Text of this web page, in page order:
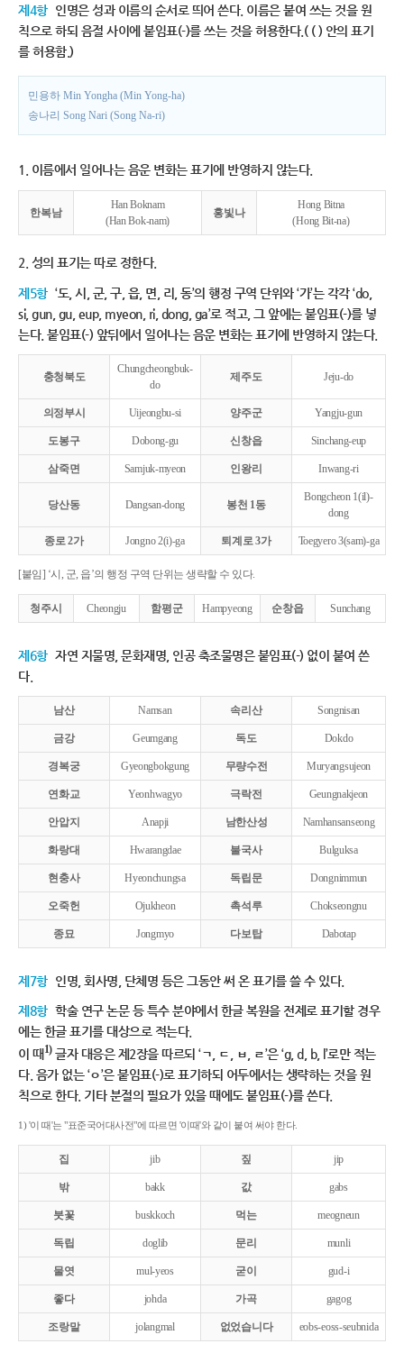
제4항 인명은 성과 이름의 순서로 띄어 쓴다. 이름은 붙여 쓰는 것을 원
칙으로 하되 음절 사이에 붙임표(-)를 쓰는 것을 허용한다.( ( ) 안의 표기
를 허용함.)
민용하 Min Yongha (Min Yong-ha)
송나리 Song Nari (Song Na-ri)
1. 이름에서 일어나는 음운 변화는 표기에 반영하지 않는다.
한복남
Han Boknam
(Han Bok-nam)
홍빛나
Hong Bitna
(Hong Bit-na)
2. 성의 표기는 따로 정한다.
제5항 ‘도, 시, 군, 구, 읍, 면, 리, 동’의 행정 구역 단위와 ‘가’는 각각 ‘do,
si, gun, gu, eup, myeon, ri, dong, ga’로 적고, 그 앞에는 붙임표(-)를 넣
는다. 붙임표(-) 앞뒤에서 일어나는 음운 변화는 표기에 반영하지 않는다.
충청북도
Chungcheongbuk-
do
제주도 Jeju-do
의정부시 Uijeongbu-si 양주군 Yangju-gun
도봉구 Dobong-gu 신창읍 Sinchang-eup
삼죽면 Samjuk-myeon 인왕리 Inwang-ri
당산동 Dangsan-dong 봉천 1동
Bongcheon 1(il)-
dong
종로 2가 Jongno 2(i)-ga 퇴계로 3가 Toegyero 3(sam)-ga
[붙임] ‘시, 군, 읍’의 행정 구역 단위는 생략할 수 있다.
청주시 Cheongju 함평군 Hampyeong 순창읍 Sunchang
제6항 자연 지물명, 문화재명, 인공 축조물명은 붙임표(-) 없이 붙여 쓴
다.
남산 Namsan 속리산 Songnisan
금강 Geumgang 독도 Dokdo
경복궁 Gyeongbokgung 무량수전 Muryangsujeon
연화교 Yeonhwagyo 극락전 Geungnakjeon
안압지 Anapji 남한산성 Namhansanseong
화랑대 Hwarangdae 불국사 Bulguksa
현충사 Hyeonchungsa 독립문 Dongnimmun
오죽헌 Ojukheon 촉석루 Chokseongnu
종묘 Jongmyo 다보탑 Dabotap
제7항 인명, 회사명, 단체명 등은 그동안 써 온 표기를 쓸 수 있다.
제8항 학술 연구 논문 등 특수 분야에서 한글 복원을 전제로 표기할 경우
에는 한글 표기를 대상으로 적는다.
이 때1)글자 대응은 제2장을 따르되 ‘ㄱ, ㄷ, ㅂ, ㄹ’은 ‘g, d, b, l’로만 적는
다. 음가 없는 ‘ㅇ’은 붙임표(-)로 표기하되 어두에서는 생략하는 것을 원
칙으로 한다. 기타 분절의 필요가 있을 때에도 붙임표(-)를 쓴다.
1) '이 때'는 "표준국어대사전"에 따르면 '이때'와 같이 붙여 써야 한다.
집 jib 짚 jip
밖 bakk 값 gabs
붓꽃 buskkoch 먹는 meogneun
독립 doglib 문리 munli
물엿 mul-yeos 굳이 gud-i
좋다 johda 가곡 gagog
조랑말 jolangmal 없었습니다 eobs-eoss-seubnida